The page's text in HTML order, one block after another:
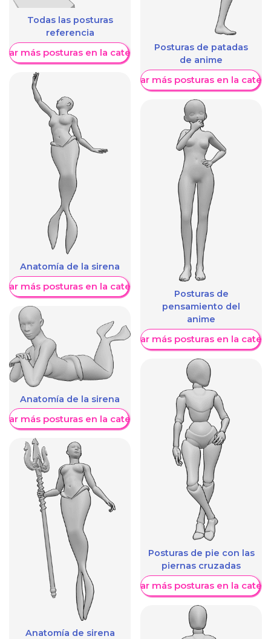
Todas las posturas
referencia
más posturas en la categoría
Anatomía de la sirena
más posturas en la categoría
Anatomía de la sirena
más posturas en la categoría
Anatomía de sirena
Posturas de patadas
de anime
Mostrar más posturas en la
Posturas de
pensamiento del
anime
Mostrar más posturas en la
Posturas de pie con las
piernas cruzadas
Mostrar más posturas en la